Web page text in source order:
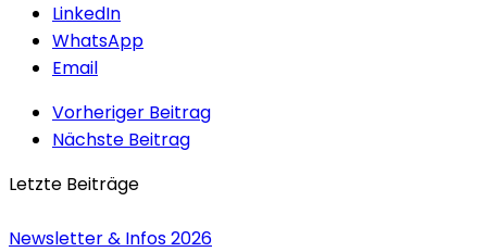
LinkedIn
WhatsApp
Email
Vorheriger Beitrag
Nächste Beitrag
Letzte Beiträge
Newsletter & Infos 2026